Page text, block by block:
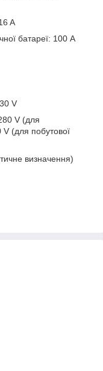
A
батареї: 100 А
V
V (для
(для побутової
визначення)